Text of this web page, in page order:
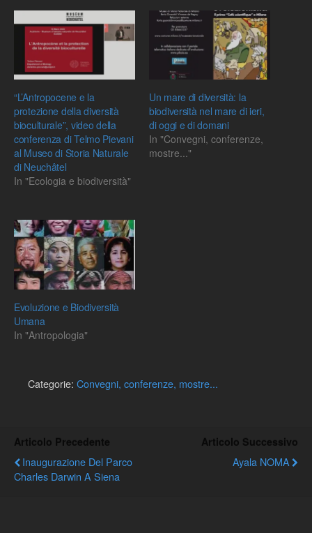
“L’Antropocene e la
protezione della diversità
bioculturale”, video della
conferenza di Telmo Pievani
al Museo di Storia Naturale
di Neuchâtel
In "Ecologia e biodiversità"
Un mare di diversità: la
biodiversità nel mare di ieri,
di oggi e di domani
In "Convegni, conferenze,
mostre..."
Evoluzione e Biodiversità
Umana
In "Antropologia"
Categorie: Convegni, conferenze, mostre...
Articolo Precedente
Inaugurazione Del Parco
Charles Darwin A Siena
Articolo Successivo
Ayala NOMA